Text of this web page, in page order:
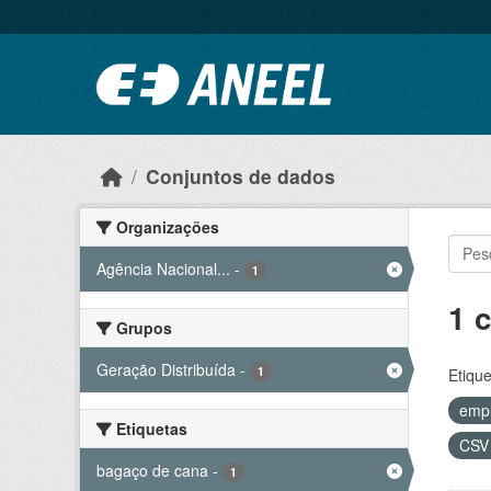
Conjuntos de dados
Organizações
Agência Nacional... - 1
Grupos
Geração Distribuída - 1
Etiquetas
bagaço de cana - 1
1